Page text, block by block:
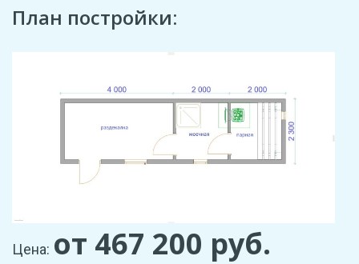
План постройки:
Цена: от 467 200 руб.